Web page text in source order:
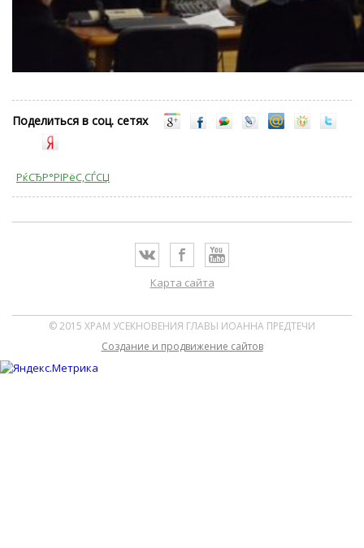
Поделиться в соц. сетях
РќСЂР°РІРёС‚СЃСЏ
Карта сайта
© 2015 ХРАМ УСЕКНОВЕНИЯ ГЛАВЫ ИОАННА ПРЕДТЕЧИ
Cоздание и продвижение сайтов